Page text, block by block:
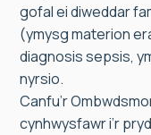
gofal ei diweddar
(ymysg materion
diagnosis sepsis,
nyrsio.
Canfu’r
cynhwysfawr i’r